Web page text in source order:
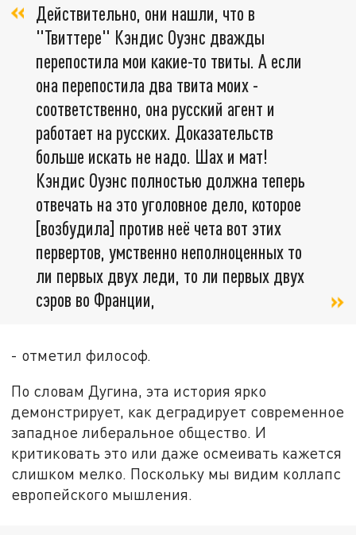
Действительно, они нашли, что в
"Твиттере" Кэндис Оуэнс дважды
перепостила мои какие-то твиты. А если
она перепостила два твита моих -
соответственно, она русский агент и
работает на русских. Доказательств
больше искать не надо. Шах и мат!
Кэндис Оуэнс полностью должна теперь
отвечать на это уголовное дело, которое
[возбудила] против неё чета вот этих
первертов, умственно неполноценных то
ли первых двух леди, то ли первых двух
сэров во Франции,
- отметил философ.
По словам Дугина, эта история ярко
демонстрирует, как деградирует современное
западное либеральное общество. И
критиковать это или даже осмеивать кажется
слишком мелко. Поскольку мы видим коллапс
европейского мышления.